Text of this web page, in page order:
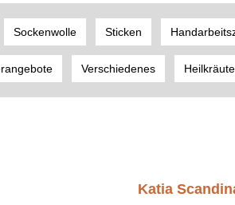
Sockenwolle Sticken
Verschiedenes
Katia